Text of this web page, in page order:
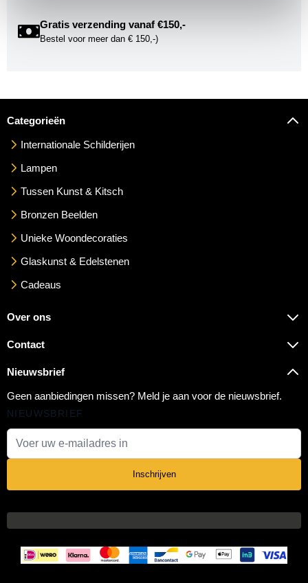
Gratis verzending vanaf €150,-
Bestel voor meer dan € 150,-)
Categorieën
Internationale Schilderijen
Lampen
Tussen Kunst & Kitsch
Bronzen Beelden
Unieke Woondecoraties
Glaskunst & Edelstenen
Cadeaus
Over ons
Contact
Nieuwsbrief
Geen aanbiedingen missen? Meld je aan voor de nieuwsbrief.
NIEUWSBRIEF
Inschrijven